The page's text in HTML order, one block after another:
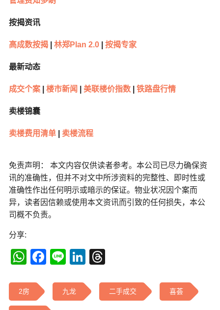
按揭资讯
高成数按揭| 林郑Plan 2.0| 按揭专家
最新动态
成交个案| 楼市新闻 美联楼价指数| 铁路盘行情
卖楼锦囊
卖楼费用清单| 卖楼流程
免责声明： 本文内容仅供读者参考。本公司已尽力确保资
讯的准确性，但并不对文中所涉资料的完整性、即时性或
准确性作出任何明示或暗示的保证。物业状况因个案而
异，读者因信赖或使用本文资讯而引致的任何损失，本公
司概不负责。
分享:
WhatsApp
Facebook
LineLinkedIn
2房 九龙 二手成交 喜荟